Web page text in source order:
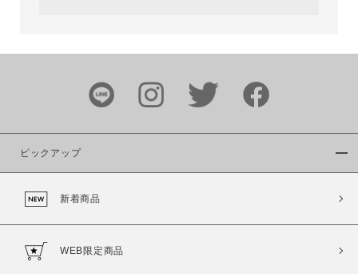
カラー
ピックアップ
新着商品
WEB限定商品